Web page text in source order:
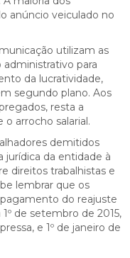
anúncio veiculado no
utilizam as
para
da lucratividade,
segundo plano. Aos
resta a
arrocho salarial.
demitidos
jurídica da entidade à
direitos trabalhistas e
lembrar que os
do reajuste
de setembro de 2015,
e 1º de janeiro de